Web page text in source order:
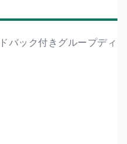
バック付きグループディ